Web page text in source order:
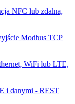
NFC lub zdalna,
Modbus TCP
WiFi lub LTE,
i danymi - REST